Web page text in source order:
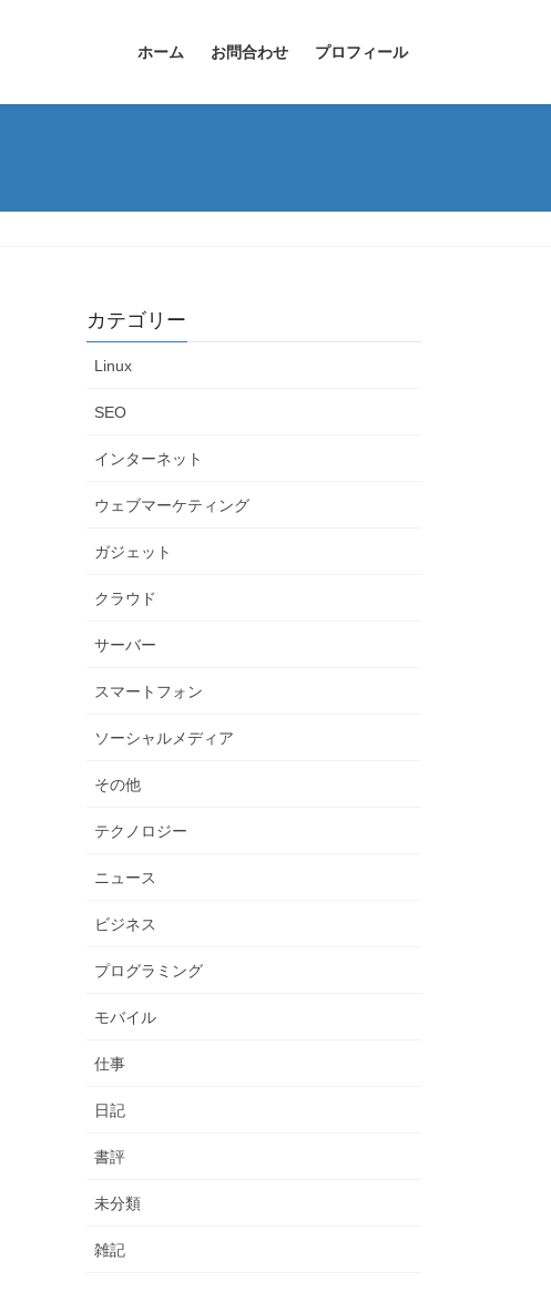
ホーム お問合わせ プロフィール
カテゴリー
Linux
SEO
インターネット
ウェブマーケティング
ガジェット
クラウド
サーバー
スマートフォン
ソーシャルメディア
その他
テクノロジー
ニュース
ビジネス
プログラミング
モバイル
仕事
日記
書評
未分類
雑記